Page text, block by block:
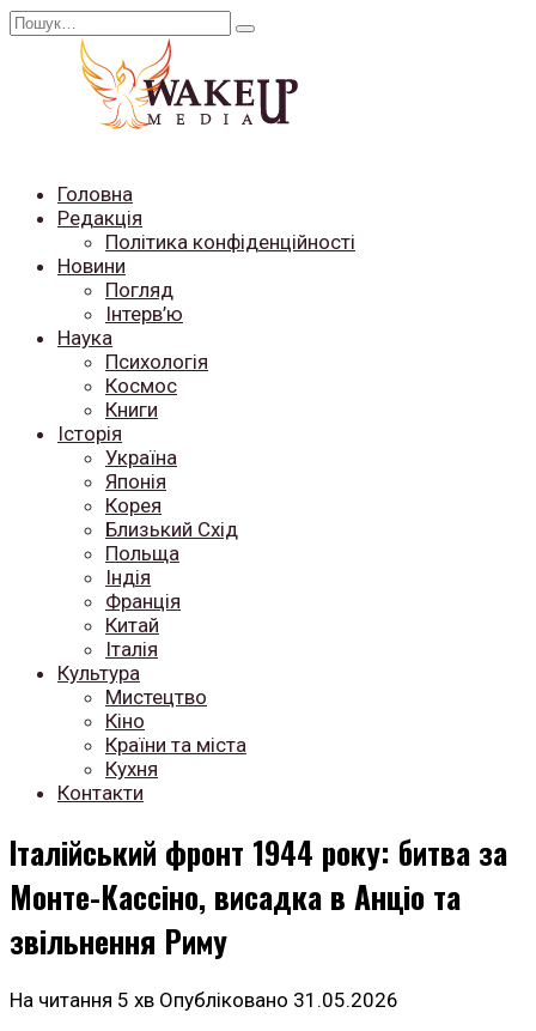
Перейти
Search
Головна
Редакція
Політика конфіденційності
Новини
Погляд
Інтерв’ю
Наука
Психологія
Космос
Книги
Історія
Україна
Японія
Корея
Близький Схід
Польща
Індія
Франція
Китай
Італія
Культура
Мистецтво
Кіно
Країни та міста
Кухня
Контакти
Італійський фронт 1944 року: битва за
Монте-Кассіно, висадка в Анціо та
звільнення Риму
На читання 5 хв Опубліковано 31.05.2026